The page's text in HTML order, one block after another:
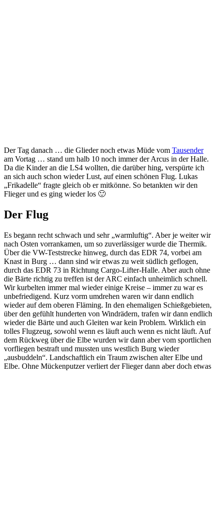
Der Tag danach … die Glieder noch etwas Müde vom Tausender
am Vortag … stand um halb 10 noch immer der Arcus in der Halle.
Da die Kinder an die LS4 wollten, die darüber hing, verspürte ich
an sich auch schon wieder Lust, auf einen schönen Flug. Lukas
„Frikadelle“ fragte gleich ob er mitkönne. So betankten wir den
Flieger und es ging wieder los 🙂
Der Flug
Es begann recht schwach und sehr „warmluftig“. Aber je weiter wir
nach Osten vorrankamen, um so zuverlässiger wurde die Thermik.
Über die VW-Teststrecke hinweg, durch das EDR 74, vorbei am
Knast in Burg … dann sind wir etwas zu weit südlich geflogen,
durch das EDR 73 in Richtung Cargo-Lifter-Halle. Aber auch ohne
die Bärte richtig zu treffen ist der ARC einfach unheimlich schnell.
Wir kurbelten immer mal wieder einige Kreise – immer zu war es
unbefriedigend. Kurz vorm umdrehen waren wir dann endlich
wieder auf dem oberen Fläming. In den ehemaligen Schießgebieten,
über den gefühlt hunderten von Windrädern, trafen wir dann endlich
wieder die Bärte und auch Gleiten war kein Problem. Wirklich ein
tolles Flugzeug, sowohl wenn es läuft auch wenn es nicht läuft. Auf
dem Rückweg über die Elbe wurden wir dann aber vom sportlichen
vorfliegen bestraft und mussten uns westlich Burg wieder
„ausbuddeln“. Landschaftlich ein Traum zwischen alter Elbe und
Elbe. Ohne Mückenputzer verliert der Flieger dann aber doch etwas